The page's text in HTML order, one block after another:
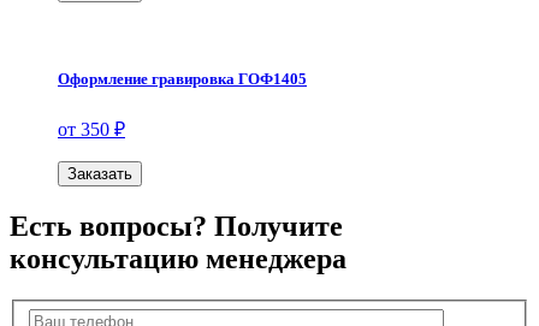
Оформление гравировка ГОФ1405
от 350 ₽
Заказать
Есть вопросы? Получите
консультацию менеджера